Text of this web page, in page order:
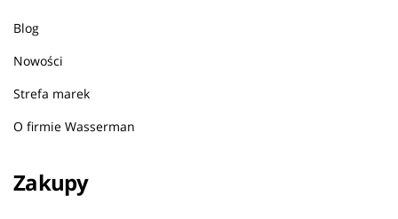
Blog
Nowości
Strefa marek
O firmie Wasserman
Zakupy